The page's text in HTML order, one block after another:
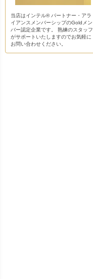
当店はインテル® パートナー・アラ
イアンスメンバーシップのGoldメン
バー認定企業です。 熟練のスタッフ
がサポートいたしますのでお気軽に
お問い合わせください。